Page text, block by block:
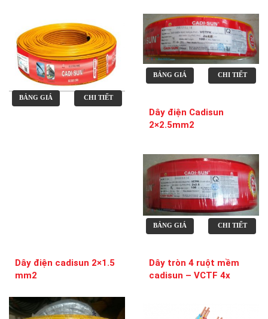
BẢNG GIÁ CHI TIẾT
BẢNG GIÁ CHI TIẾT
Dây điện Cadisun
2×2.5mm2
BẢNG GIÁ CHI TIẾT
Dây điện cadisun 2×1.5
mm2
Dây tròn 4 ruột mềm
cadisun – VCTF 4x